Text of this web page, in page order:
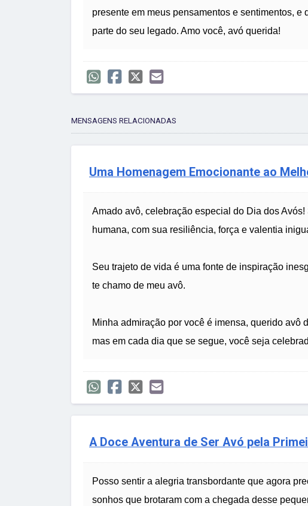
presente em meus pensamentos e sentimentos,
parte do seu legado. Amo você, avó querida!
MENSAGENS RELACIONADAS
Uma Homenagem Emocionante ao
Amado avô, celebração especial do Dia dos
humana, com sua resiliência, força e valentia
Seu trajeto de vida é uma fonte de inspiração
te chamo de meu avô.
Minha admiração por você é imensa, querido avô
mas em cada dia que se segue, você seja
A Doce Aventura de Ser Avó pela
Posso sentir a alegria transbordante que agora
sonhos que brotaram com a chegada desse